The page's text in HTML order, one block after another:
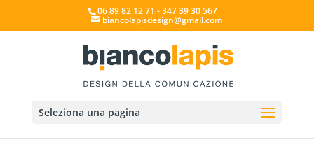
06 89 82 12 71 - 347 39 30 567
biancolapisdesign@gmail.com
Seleziona una pagina